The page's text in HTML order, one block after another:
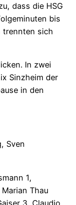
dass die HSG
bis
trennten sich
In zwei
Sinzheim der
in den
Sven
1,
Thau
3, Claudio